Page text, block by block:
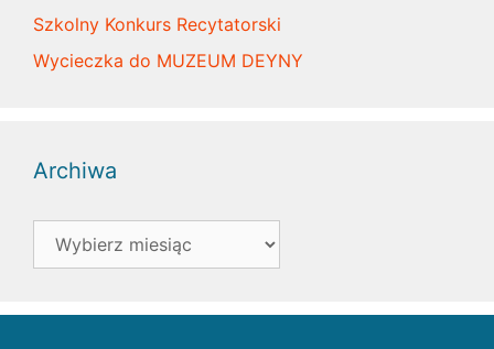
Szkolny Konkurs Recytatorski
Wycieczka do MUZEUM DEYNY
Archiwa